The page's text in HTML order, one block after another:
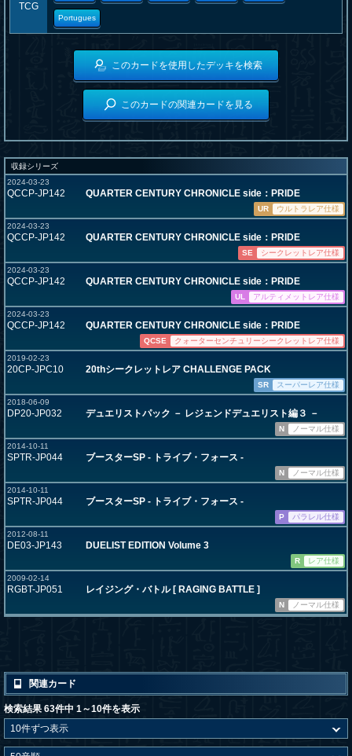
TCG
Portugues
このカードを使用したデッキを検索
このカードの関連カードを見る
収録シリーズ
2024-03-23
QCCP-JP142 QUARTER CENTURY CHRONICLE side：PRIDE
UR
ウルトラレア仕様
2024-03-23
QCCP-JP142 QUARTER CENTURY CHRONICLE side：PRIDE
SE
シークレットレア仕様
2024-03-23
QCCP-JP142 QUARTER CENTURY CHRONICLE side：PRIDE
UL
アルティメットレア仕様
2024-03-23
QCCP-JP142 QUARTER CENTURY CHRONICLE side：PRIDE
QCSE
クォーターセンチュリーシークレットレア仕様
2019-02-23
20CP-JPC10 20thシークレットレア CHALLENGE PACK
SR
スーパーレア仕様
2018-06-09
DP20-JP032 デュエリストパック － レジェンドデュエリスト編３ －
N
ノーマル仕様
2014-10-11
SPTR-JP044 ブースターSP - トライブ・フォース -
N
ノーマル仕様
2014-10-11
SPTR-JP044 ブースターSP - トライブ・フォース -
P
パラレル仕様
2012-08-11
DE03-JP143 DUELIST EDITION Volume 3
R
レア仕様
2009-02-14
RGBT-JP051 レイジング・バトル [ RAGING BATTLE ]
N ノーマル仕様
関連カード
検索結果 63件中 1～10件を表示